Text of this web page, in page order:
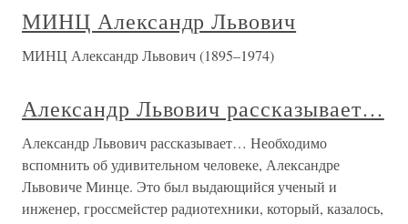
МИНЦ Александр Львович
МИНЦ Александр Львович (1895–1974)
Александр Львович рассказывает…
Александр Львович рассказывает… Необходимо
вспомнить об удивительном человеке, Александре
Львовиче Минце. Это был выдающийся ученый и
инженер, гроссмейстер радиотехники, который, казалось,